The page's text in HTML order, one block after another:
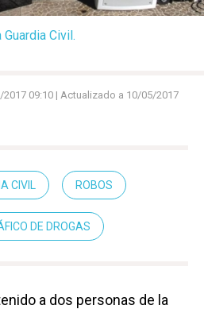
Civil.
2017 09:10 | Actualizado a 10/05/2017
CIVIL ROBOS
DE DROGAS
a dos personas de la